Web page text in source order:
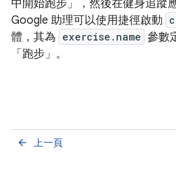
中開始跑步」
，然後在健身追蹤
Google 助理可以使用捷徑啟動
體，其為 exercise.name 參數
「跑步」。
上一頁
arrow_back